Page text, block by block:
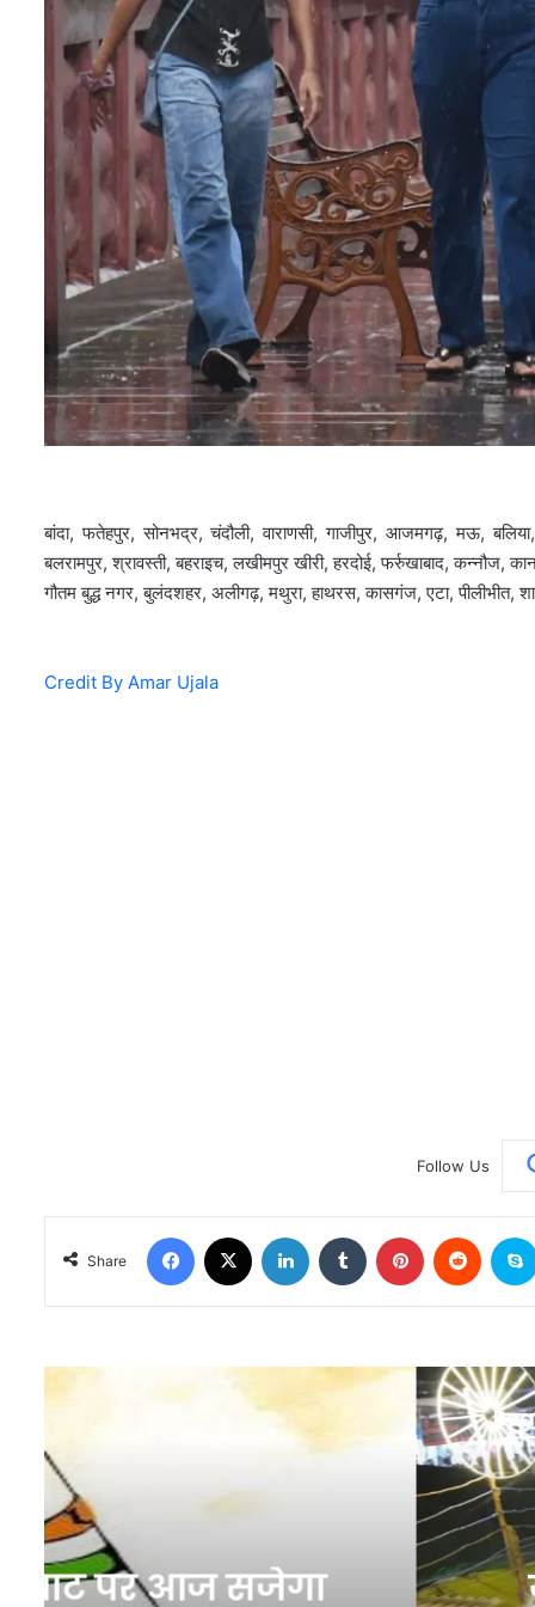
बांदा, फतेहपुर, सोनभद्र, चंदौली, वाराणसी, गाजीपुर, आजमगढ़, मऊ,
बलरामपुर, श्रावस्ती, बहराइच, लखीमपुर खीरी, हरदोई, फर्रुखाबाद, कन्नौज,
गौतम बुद्ध नगर, बुलंदशहर, अलीगढ़, मथुरा, हाथरस, कासगंज, एटा, पीलीभीत,
Credit By Amar Ujala
Follow Us
Share
1
यूपी – Bareilly